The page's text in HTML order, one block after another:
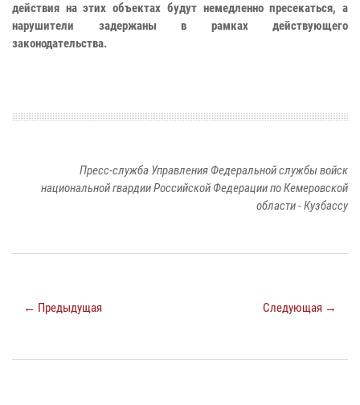
действия на этих объектах будут немедленно пресекаться, а
нарушители задержаны в рамках действующего
законодательства.
Пресс-служба Управления Федеральной службы войск
национальной гвардии Российской Федерации по Кемеровской
области - Кузбассу
← Предыдущая Следующая →